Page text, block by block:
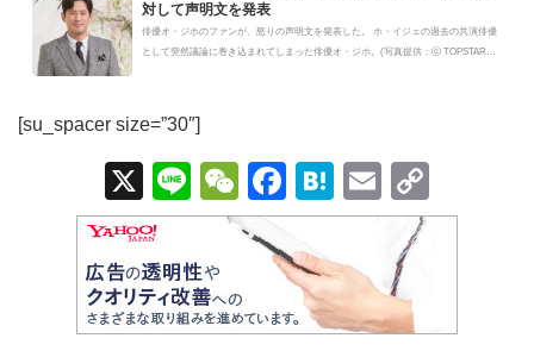
対して声明文を発表
俳優オ・ジホのファンが、怒りの声明文を発表した。 ホ・イジェの過去の共演俳優
として突然議論に巻き込まれてしまった俳優オ・ジホ。(写真提供：ⓒ TOPSTAR
[su_spacer size=”30″]
X
Li
n
e
W
e
C
at
F
a
c
e
b
H
at
e
n
a
E
m
ail
o
Li